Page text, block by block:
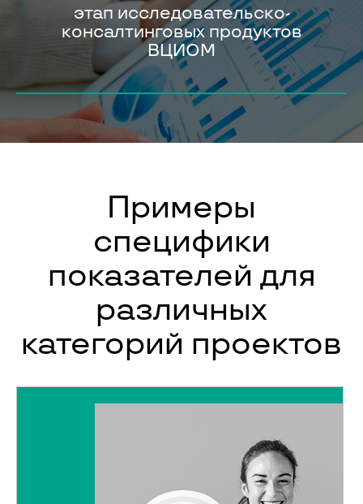
этап исследовательско-
консалтинговых продуктов
ВЦИОМ
Примеры
специфики
показателей для
различных
категорий проектов